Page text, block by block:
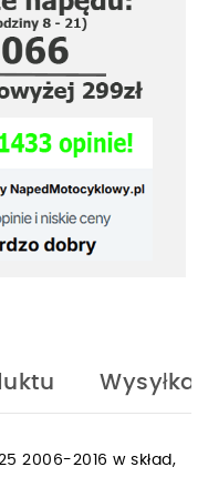
Wysyłka
2006-2016 w skład,